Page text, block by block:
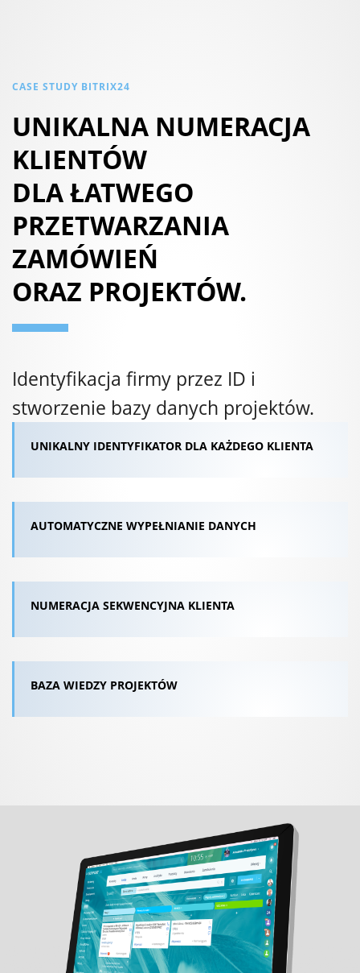
CASE STUDY BITRIX24
UNIKALNA NUMERACJA
KLIENTÓW
DLA ŁATWEGO
PRZETWARZANIA
ZAMÓWIEŃ
ORAZ PROJEKTÓW.
Identyfikacja firmy przez ID i
stworzenie bazy danych projektów.
UNIKALNY IDENTYFIKATOR DLA KAŻDEGO KLIENTA
AUTOMATYCZNE WYPEŁNIANIE DANYCH
NUMERACJA SEKWENCYJNA KLIENTA
BAZA WIEDZY PROJEKTÓW